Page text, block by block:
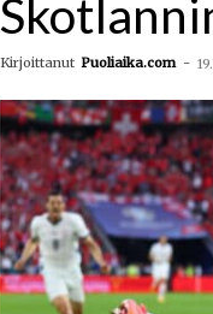
Kirjoittanut Puoliaika.com -